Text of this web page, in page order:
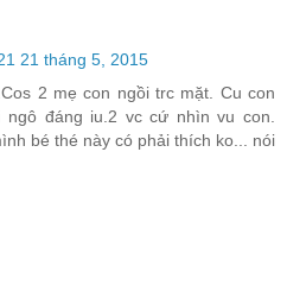
21 tháng 5, 2015
2 mẹ con ngồi trc mặt. Cu con
đáng iu.2 vc cứ nhìn vu con.
bé thé này có phải thích ko... nói